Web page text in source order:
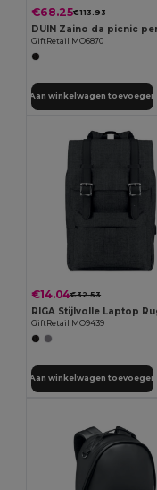
€68.25€113.93
GiftRetail MO6870
Aan winkelwagen toevoegen
€14.04€32.53
GiftRetail MO9439
Aan winkelwagen toevoegen